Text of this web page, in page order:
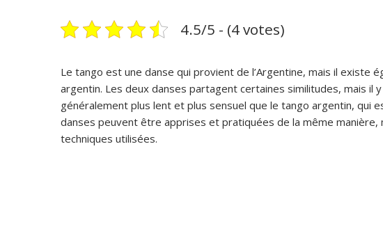
4.5/5 - (4 votes)
Le tango est une danse qui provient de l’Argentine, mais il existe
argentin. Les deux danses partagent certaines similitudes, mais il
généralement plus lent et plus sensuel que le tango argentin, qui
danses peuvent être apprises et pratiquées de la même manière,
techniques utilisées.